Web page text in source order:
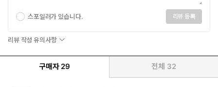
스포일러가 있습니다. 리뷰 등록
리뷰 작성 유의사항
구매자 29 전체 32